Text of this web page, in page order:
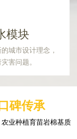
模块
城市设计理念，
害问题。
碑传承
业种植育苗岩棉基质